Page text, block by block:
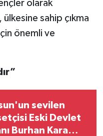
olarak
sahip çıkma
önemli ve
sevilen
Eski Devlet
Burhan Kara